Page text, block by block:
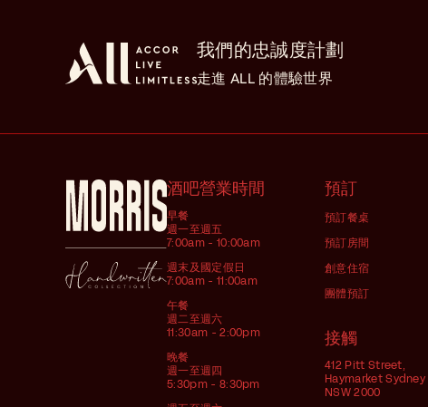
我們的忠誠度計劃
走進 ALL 的體驗世界
酒吧營業時間
早餐
週一至週五
7:00am - 10:00am
週末及國定假日
7:00am - 11:00am
午餐
週二至週六
11:30am - 2:00pm
晚餐
週一至週四
5:30pm - 8:30pm
預訂
預訂餐桌
預訂房間
創意住宿
團體預訂
接觸
412 Pitt Street,
Haymarket Sydney
NSW 2000